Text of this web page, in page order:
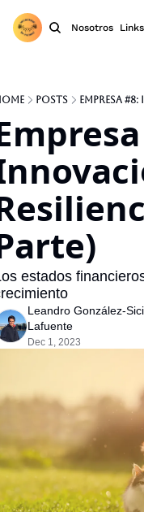
Nosotros Links
Posts Empresa
estados
Leandro González-
Lafuente
Dec 1, 2023